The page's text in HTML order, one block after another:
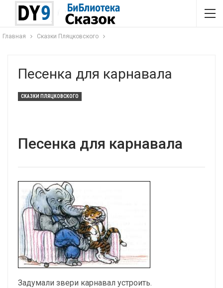
Главная Сказки Пляцковского
Песенка для карнавала
СКАЗКИ ПЛЯЦКОВСКОГО
Песенка для карнавала
Задумали звери карнавал устроить.